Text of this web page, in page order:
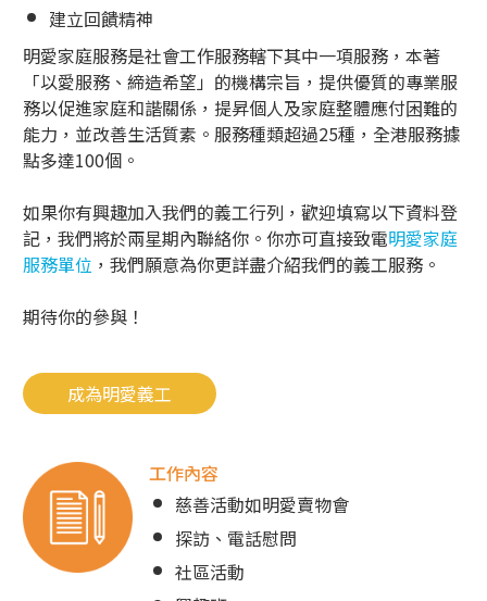
建立回饋精神
明愛家庭服務是社會工作服務轄下其中一項服務，本著
「以愛服務、締造希望」的機構宗旨，提供優質的專業服
務以促進家庭和諧關係，提昇個人及家庭整體應付困難的
能力，並改善生活質素。服務種類超過25種，全港服務據
點多達100個。
如果你有興趣加入我們的義工行列，歡迎填寫以下資料登
記，我們將於兩星期內聯絡你。你亦可直接致電明愛家庭
服務單位 ，我們願意為你更詳盡介紹我們的義工服務。
期待你的參與！
成為明愛義工
工作內容
慈善活動如明愛賣物會
探訪、電話慰問
社區活動